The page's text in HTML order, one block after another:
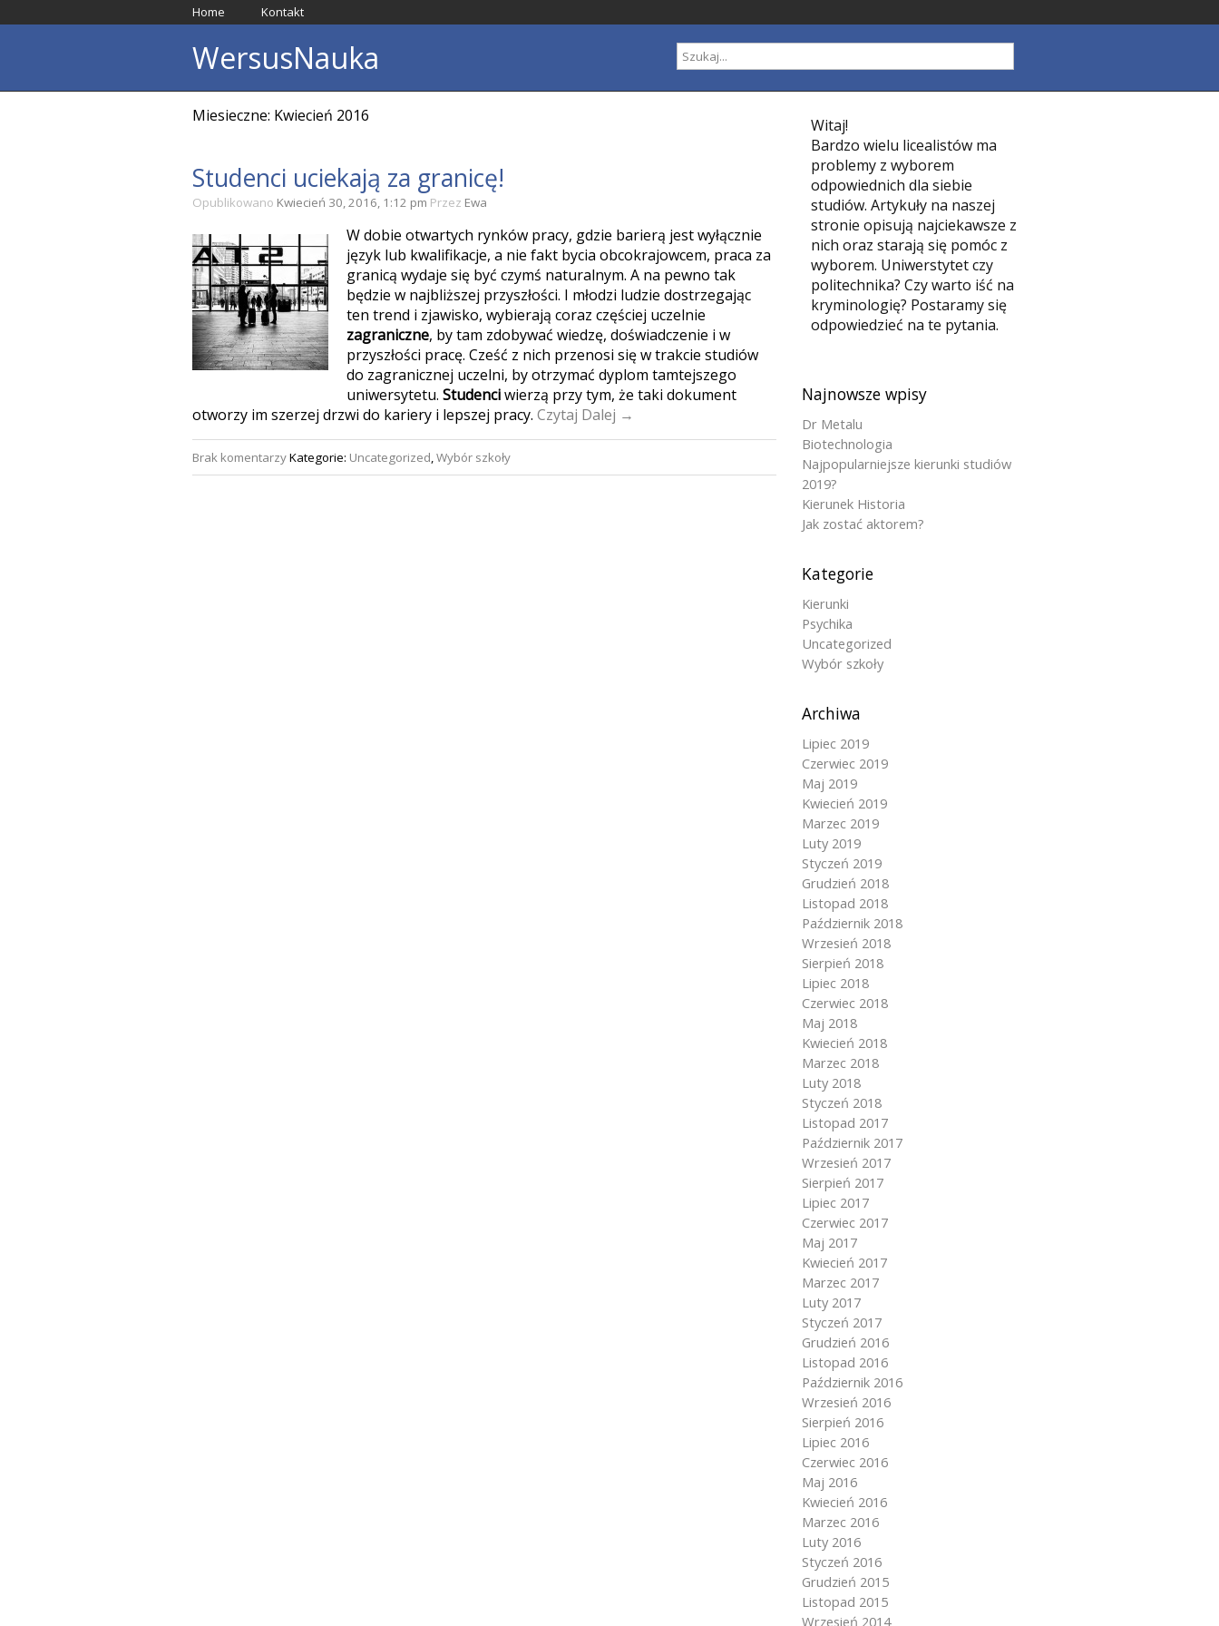
Home Kontakt
WersusNauka
Miesieczne: Kwiecień 2016
Studenci uciekają za granicę!
Opublikowano Kwiecień 30, 2016, 1:12 pm Przez Ewa
W dobie otwartych rynków pracy, gdzie barierą jest wyłącznie
język lub kwalifikacje, a nie fakt bycia obcokrajowcem, praca za
granicą wydaje się być czymś naturalnym. A na pewno tak
będzie w najbliższej przyszłości. I młodzi ludzie dostrzegając
ten trend i zjawisko, wybierają coraz częściej uczelnie
zagraniczne, by tam zdobywać wiedzę, doświadczenie i w
przyszłości pracę. Cześć z nich przenosi się w trakcie studiów
do zagranicznej uczelni, by otrzymać dyplom tamtejszego
uniwersytetu. Studenciwierzą przy tym, że taki dokument
otworzy im szerzej drzwi do kariery i lepszej pracy. Czytaj Dalej →
Brak komentarzyKategorie: Uncategorized,Wybór szkoły
Witaj!
Bardzo wielu licealistów ma
problemy z wyborem
odpowiednich dla siebie
studiów. Artykuły na naszej
stronie opisują najciekawsze z
nich oraz starają się pomóc z
wyborem. Uniwerstytet czy
politechnika? Czy warto iść na
kryminologię? Postaramy się
odpowiedzieć na te pytania.
Najnowsze wpisy
Dr Metalu
Biotechnologia
Najpopularniejsze kierunki studiów
2019?
Kierunek Historia
Jak zostać aktorem?
Kategorie
Kierunki
Psychika
Uncategorized
Wybór szkoły
Archiwa
Lipiec 2019
Czerwiec 2019
Maj 2019
Kwiecień 2019
Marzec 2019
Luty 2019
Styczeń 2019
Grudzień 2018
Listopad 2018
Październik 2018
Wrzesień 2018
Sierpień 2018
Lipiec 2018
Czerwiec 2018
Maj 2018
Kwiecień 2018
Marzec 2018
Luty 2018
Styczeń 2018
Listopad 2017
Październik 2017
Wrzesień 2017
Sierpień 2017
Lipiec 2017
Czerwiec 2017
Maj 2017
Kwiecień 2017
Marzec 2017
Luty 2017
Styczeń 2017
Grudzień 2016
Listopad 2016
Październik 2016
Wrzesień 2016
Sierpień 2016
Lipiec 2016
Czerwiec 2016
Maj 2016
Kwiecień 2016
Marzec 2016
Luty 2016
Styczeń 2016
Grudzień 2015
Listopad 2015
Wrzesień 2014